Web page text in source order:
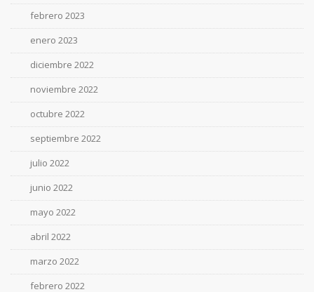
febrero 2023
enero 2023
diciembre 2022
noviembre 2022
octubre 2022
septiembre 2022
julio 2022
junio 2022
mayo 2022
abril 2022
marzo 2022
febrero 2022